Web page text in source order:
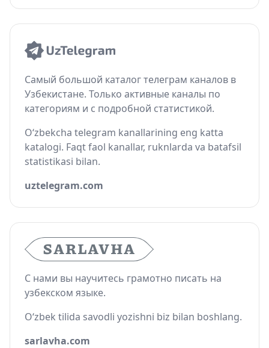
Самый большой каталог телеграм каналов в
Узбекистане. Только активные каналы по
категориям и с подробной статистикой.
O‘zbekcha telegram kanallarining eng katta
katalogi. Faqt faol kanallar, ruknlarda va batafsil
statistikasi bilan.
uztelegram.com
С нами вы научитесь грамотно писать на
узбекском языке.
O‘zbek tilida savodli yozishni biz bilan boshlang.
sarlavha.com